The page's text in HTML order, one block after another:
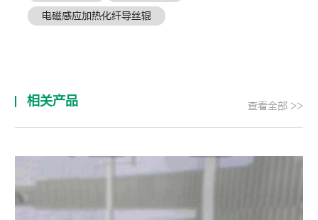
电磁感应加热化纤导丝辊
相关产品 查看全部 >>